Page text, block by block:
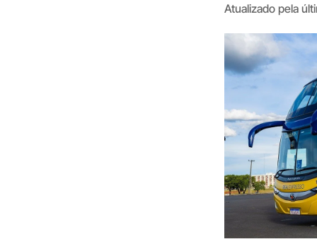
Atualizado pela